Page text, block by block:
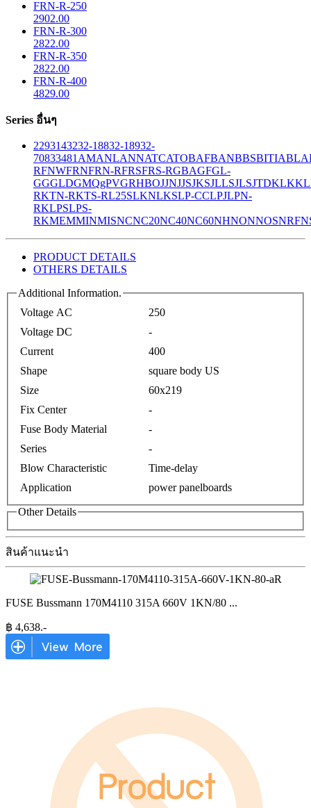
FRN-R-250
2902.00
FRN-R-300
2822.00
FRN-R-350
2822.00
FRN-R-400
4829.00
Series อื่นๆ
2293143232-18832-18932-
70833481 AMANLANNATCATOBAFBANBBSBITIABLA
RFNWFRNFRN-RFRSFRS-RGBAGFGL-
GGGLDGMQgPVGRHBOJJNJJSJKSJLLSJLSJTDKLK
RKTN-RKTS-RL25SLKNLKSLP-CCLPJLPN-
RKLPSLPS-
RKMEMMINMISNCNC20NC40NC60NHNONNOSNRF
PRODUCT DETAILS
OTHERS DETAILS
Additional Information.
Voltage AC
250
Voltage DC
-
Current
400
Shape
square body US
Size
60x219
Fix Center
-
Fuse Body Material
-
Series
-
Blow Characteristic
Time-delay
Application
power panelboards
Other Details
สินค้าแนะนำ
FUSE Bussmann 170M4110 315A 660V 1KN/80 ...
฿ 4,638.-